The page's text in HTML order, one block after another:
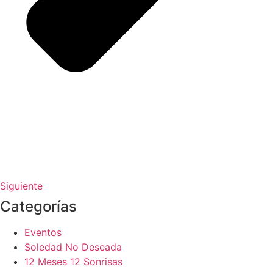
Siguiente
Categorías
Eventos
Soledad No Deseada
12 Meses 12 Sonrisas